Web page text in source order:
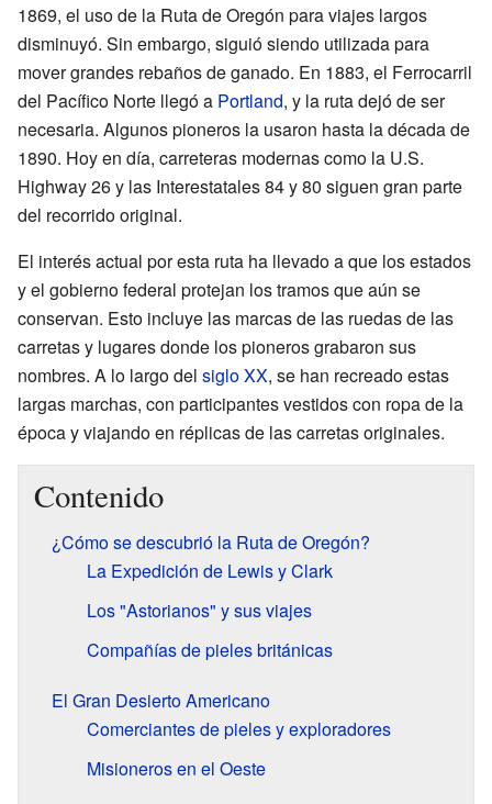
1869, el uso de la Ruta de Oregón para viajes largos
disminuyó. Sin embargo, siguió siendo utilizada para
mover grandes rebaños de ganado. En 1883, el Ferrocarril
del Pacífico Norte llegó a Portland, y la ruta dejó de ser
necesaria. Algunos pioneros la usaron hasta la década de
1890. Hoy en día, carreteras modernas como la U.S.
Highway 26 y las Interestatales 84 y 80 siguen gran parte
del recorrido original.
El interés actual por esta ruta ha llevado a que los estados
y el gobierno federal protejan los tramos que aún se
conservan. Esto incluye las marcas de las ruedas de las
carretas y lugares donde los pioneros grabaron sus
nombres. A lo largo del siglo XX, se han recreado estas
largas marchas, con participantes vestidos con ropa de la
época y viajando en réplicas de las carretas originales.
Contenido
¿Cómo se descubrió la Ruta de Oregón?
La Expedición de Lewis y Clark
Los "Astorianos" y sus viajes
Compañías de pieles británicas
El Gran Desierto Americano
Comerciantes de pieles y exploradores
Misioneros en el Oeste